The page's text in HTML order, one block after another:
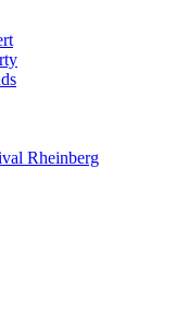
Rheinberg